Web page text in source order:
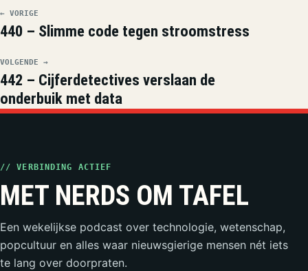
← VORIGE
440 – Slimme code tegen stroomstress
VOLGENDE →
442 – Cijferdetectives verslaan de
onderbuik met data
// VERBINDING ACTIEF
MET NERDS OM TAFEL
Een wekelijkse podcast over technologie, wetenschap,
popcultuur en alles waar nieuwsgierige mensen nét iets
te lang over doorpraten.